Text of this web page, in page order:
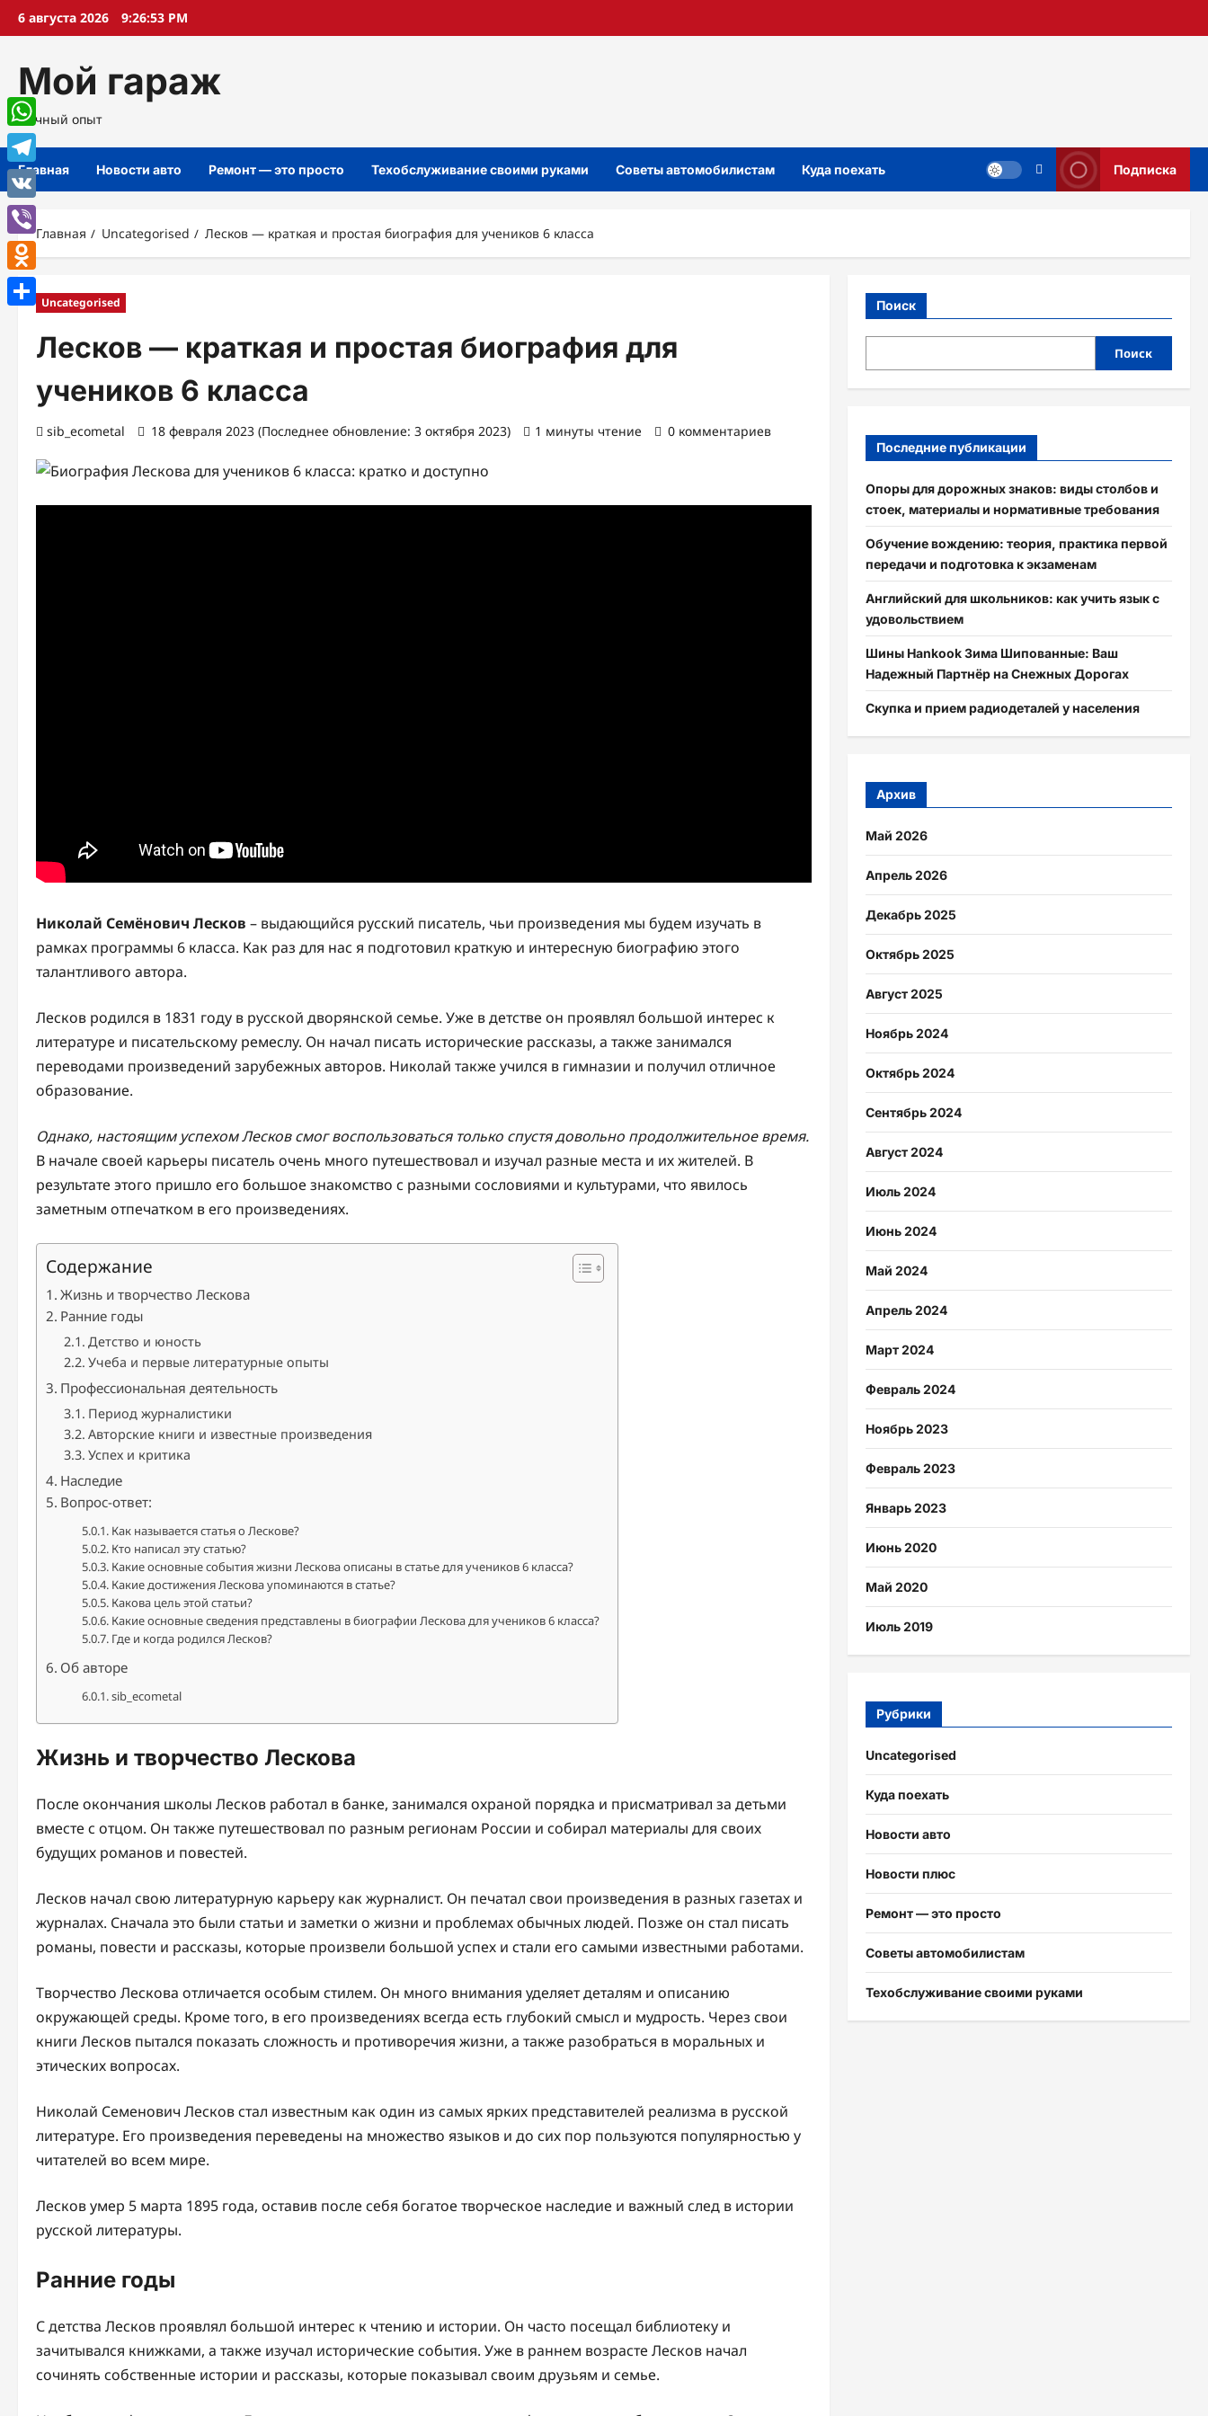
Перейти
6 августа 2026 9:26:54 PM
Мой гараж
Личный опыт
Главная Новости авто Ремонт — это просто Техобслуживание своими руками Советы автомобилистам Куда поехать Подписка
Главная Uncategorised Лесков — краткая и простая биография для учеников 6 класса
Uncategorised
Лесков — краткая и простая биография для
учеников 6 класса
sib_ecometal 18 февраля 2023 (Последнее обновление: 3 октября 2023) 1 минуты чтение 0 комментариев
Николай Семёнович Лесков – выдающийся русский писатель, чьи произведения мы будем изучать в
рамках программы 6 класса. Как раз для нас я подготовил краткую и интересную биографию этого
талантливого автора.
Лесков родился в 1831 году в русской дворянской семье. Уже в детстве он проявлял большой интерес к
литературе и писательскому ремеслу. Он начал писать исторические рассказы, а также занимался
переводами произведений зарубежных авторов. Николай также учился в гимназии и получил отличное
образование.
Однако, настоящим успехом Лесков смог воспользоваться только спустя довольно продолжительное время.
В начале своей карьеры писатель очень много путешествовал и изучал разные места и их жителей. В
результате этого пришло его большое знакомство с разными сословиями и культурами, что явилось
заметным отпечатком в его произведениях.
Содержание
Жизнь и творчество Лескова
Ранние годы
Детство и юность
Учеба и первые литературные опыты
Профессиональная деятельность
Период журналистики
Авторские книги и известные произведения
Успех и критика
Наследие
Вопрос-ответ:
Как называется статья о Лескове?
Кто написал эту статью?
Какие основные события жизни Лескова описаны в статье для учеников 6 класса?
Какие достижения Лескова упоминаются в статье?
Какова цель этой статьи?
Какие основные сведения представлены в биографии Лескова для учеников 6 класса?
Где и когда родился Лесков?
Об авторе
sib_ecometal
Жизнь и творчество Лескова
После окончания школы Лесков работал в банке, занимался охраной порядка и присматривал за детьми
вместе с отцом. Он также путешествовал по разным регионам России и собирал материалы для своих
будущих романов и повестей.
Лесков начал свою литературную карьеру как журналист. Он печатал свои произведения в разных газетах и
журналах. Сначала это были статьи и заметки о жизни и проблемах обычных людей. Позже он стал писать
романы, повести и рассказы, которые произвели большой успех и стали его самыми известными работами.
Творчество Лескова отличается особым стилем. Он много внимания уделяет деталям и описанию
окружающей среды. Кроме того, в его произведениях всегда есть глубокий смысл и мудрость. Через свои
книги Лесков пытался показать сложность и противоречия жизни, а также разобраться в моральных и
этических вопросах.
Николай Семенович Лесков стал известным как один из самых ярких представителей реализма в русской
литературе. Его произведения переведены на множество языков и до сих пор пользуются популярностью у
читателей во всем мире.
Лесков умер 5 марта 1895 года, оставив после себя богатое творческое наследие и важный след в истории
русской литературы.
Ранние годы
С детства Лесков проявлял большой интерес к чтению и истории. Он часто посещал библиотеку и
зачитывался книжками, а также изучал исторические события. Уже в раннем возрасте Лесков начал
сочинять собственные истории и рассказы, которые показывал своим друзьям и семье.
Поиск
Поиск
Последние публикации
Опоры для дорожных знаков: виды столбов и
стоек, материалы и нормативные требования
Обучение вождению: теория, практика первой
передачи и подготовка к экзаменам
Английский для школьников: как учить язык с
удовольствием
Шины Hankook Зима Шипованные: Ваш
Надежный Партнёр на Снежных Дорогах
Скупка и прием радиодеталей у населения
Архив
Май 2026
Апрель 2026
Декабрь 2025
Октябрь 2025
Август 2025
Ноябрь 2024
Октябрь 2024
Сентябрь 2024
Август 2024
Июль 2024
Июнь 2024
Май 2024
Апрель 2024
Март 2024
Февраль 2024
Ноябрь 2023
Февраль 2023
Январь 2023
Июнь 2020
Май 2020
Июль 2019
Рубрики
Uncategorised
Куда поехать
Новости авто
Новости плюс
Ремонт — это просто
Советы автомобилистам
Техобслуживание своими руками
WhatsApp
Telegram
VK
Viber
Odnoklassniki